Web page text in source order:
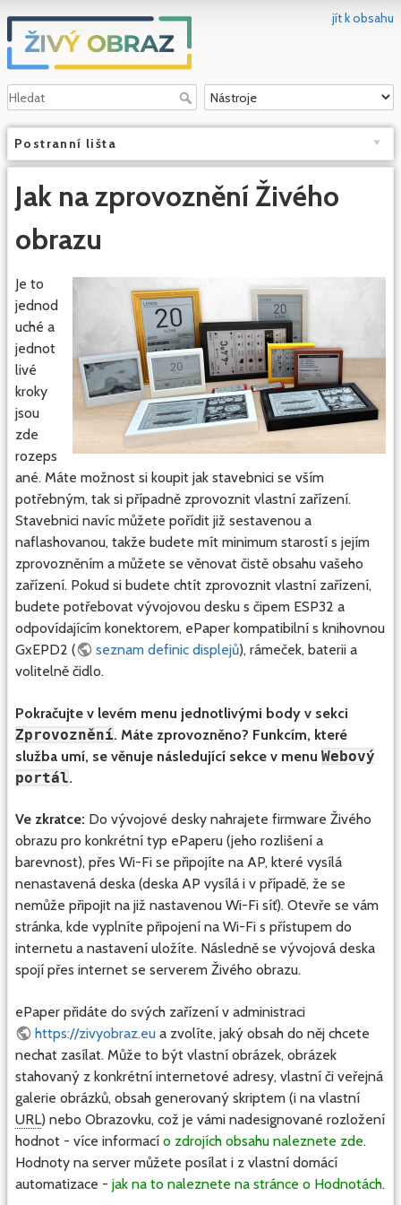
jít k obsahu
Postranní lišta
Jak na zprovoznění Živého
obrazu
Je to
jednod
uché a
jednot
livé
kroky
jsou
zde
rozeps
ané. Máte možnost si koupit jak stavebnici se vším
potřebným, tak si případně zprovoznit vlastní zařízení.
Stavebnici navíc můžete pořídit již sestavenou a
naflashovanou, takže budete mít minimum starostí s jejím
zprovozněním a můžete se věnovat čistě obsahu vašeho
zařízení. Pokud si budete chtít zprovoznit vlastní zařízení,
budete potřebovat vývojovou desku s čipem ESP32 a
odpovídajícím konektorem, ePaper kompatibilní s knihovnou
GxEPD2 (
seznam definic displejů), rámeček, baterii a
volitelně čidlo.
Pokračujte v levém menu jednotlivými body v sekci
Zprovoznění. Máte zprovozněno? Funkcím, které
služba umí, se věnuje následující sekce v menu Webový
portál.
Ve zkratce: Do vývojové desky nahrajete firmware Živého
obrazu pro konkrétní typ ePaperu (jeho rozlišení a
barevnost), přes Wi-Fi se připojíte na AP, které vysílá
nenastavená deska (deska AP vysílá i v případě, že se
nemůže připojit na již nastavenou Wi-Fi síť). Otevře se vám
stránka, kde vyplníte připojení na Wi-Fi s přístupem do
internetu a nastavení uložíte. Následně se vývojová deska
spojí přes internet se serverem Živého obrazu.
ePaper přidáte do svých zařízení v administraci
https://zivyobraz.eu a zvolíte, jaký obsah do něj chcete
nechat zasílat. Může to být vlastní obrázek, obrázek
stahovaný z konkrétní internetové adresy, vlastní či veřejná
galerie obrázků, obsah generovaný skriptem (i na vlastní
URL) nebo Obrazovku, což je vámi nadesignované rozložení
hodnot - více informací o zdrojích obsahu naleznete zde.
Hodnoty na server můžete posílat i z vlastní domácí
automatizace - jak na to naleznete na stránce o Hodnotách.